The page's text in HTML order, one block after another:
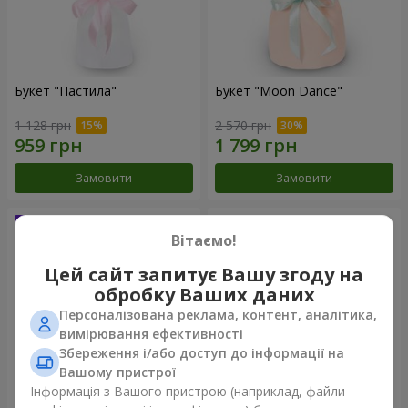
Букет "Пастила"
1 128 грн
Замовити
Букет "Moon Dance"
2 570 грн
Замовити
Вітаємо!
Цей сайт запитує Вашу згоду на
обробку Ваших даних
Персоналізована реклама, контент, аналітика,
вимірювання ефективності
Збереження і/або доступ до інформації на
Вашому пристрої
Інформація з Вашого пристрою (наприклад, файли